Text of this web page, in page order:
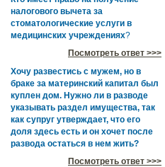
налогового вычета за
стоматологические услуги в
медицинских учреждениях?
Посмотреть ответ >>>
Хочу развестись с мужем, но в
браке за материнский капитал был
куплен дом. Нужно ли в разводе
указывать раздел имущества, так
как супруг утверждает, что его
доля здесь есть и он хочет после
развода остаться в нем жить?
Посмотреть ответ >>>